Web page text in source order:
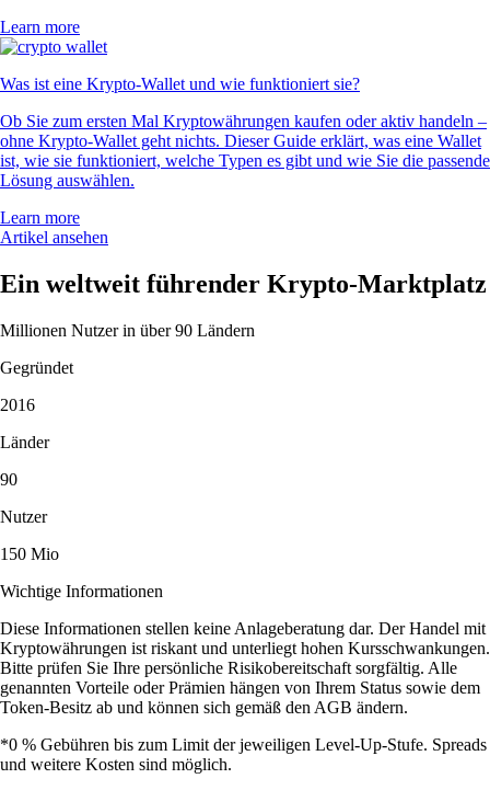
Learn more
Was ist eine Krypto-Wallet und wie funktioniert sie?
Ob Sie zum ersten Mal Kryptowährungen kaufen oder aktiv handeln –
ohne Krypto-Wallet geht nichts. Dieser Guide erklärt, was eine Wallet
ist, wie sie funktioniert, welche Typen es gibt und wie Sie die passende
Lösung auswählen.
Learn more
Artikel ansehen
Ein weltweit führender Krypto-Marktplatz
Millionen Nutzer in über 90 Ländern
Gegründet
2016
Länder
90
Nutzer
150 Mio
Wichtige Informationen
Diese Informationen stellen keine Anlageberatung dar. Der Handel mit
Kryptowährungen ist riskant und unterliegt hohen Kursschwankungen.
Bitte prüfen Sie Ihre persönliche Risikobereitschaft sorgfältig. Alle
genannten Vorteile oder Prämien hängen von Ihrem Status sowie dem
Token-Besitz ab und können sich gemäß den AGB ändern.
*0 % Gebühren bis zum Limit der jeweiligen Level-Up-Stufe. Spreads
und weitere Kosten sind möglich.